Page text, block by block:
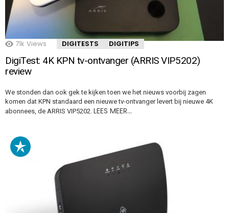
71k Views DIGITESTS DIGITIPS
DigiTest: 4K KPN tv-ontvanger (ARRIS VIP5202)
review
We stonden dan ook gek te kijken toen we het nieuws voorbij zagen
komen dat KPN standaard een nieuwe tv-ontvanger levert bij nieuwe 4K
abonnees, de ARRIS VIP5202. LEES MEER…